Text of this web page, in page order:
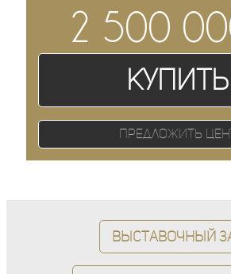
2 500
Купить
Предложить
Выставочный